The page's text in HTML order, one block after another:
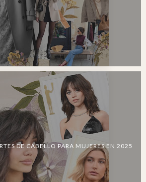
DE CABELLO PARA MUJERES EN 2025